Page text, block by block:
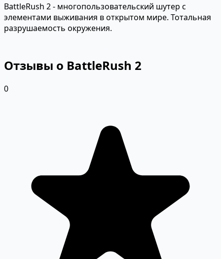
BattleRush 2 - многопользовательский шутер с
элементами выживания в открытом мире. Тотальная
разрушаемость окружения.
Отзывы о BattleRush 2
0